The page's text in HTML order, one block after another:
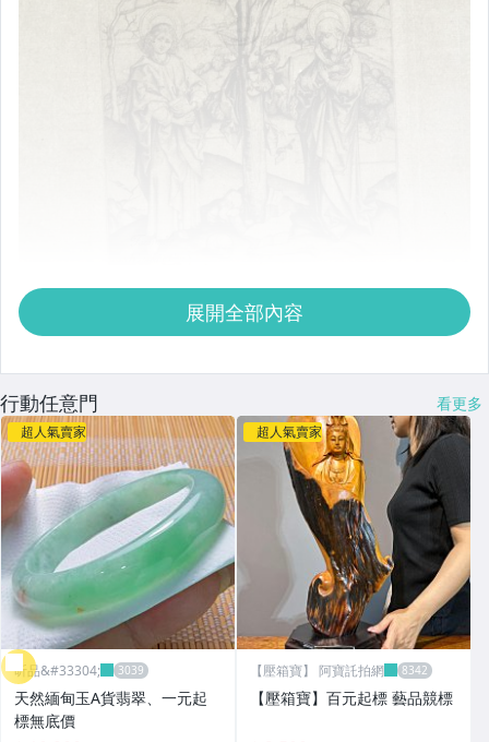
展開全部內容
行動任意門 看更多
超人氣賣家
昕品&#33304;
天然緬甸玉A貨翡翠、一元起
標無底價
超人氣賣家
【壓箱寶】 阿寶託拍網
【壓箱寶】百元起標 藝品競標